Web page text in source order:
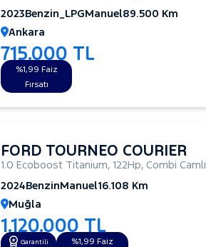
2023Benzin_LPGManuel89.500 Km
Ankara
715.000 TL
%1,99 Faiz
Fırsatı
FORD TOURNEO COURIER
1.0 Ecoboost Titanium, 122Hp, Combi Camlı
2024BenzinManuel16.108 Km
Muğla
1.120.000 TL
Garantili
%1,99 Faiz